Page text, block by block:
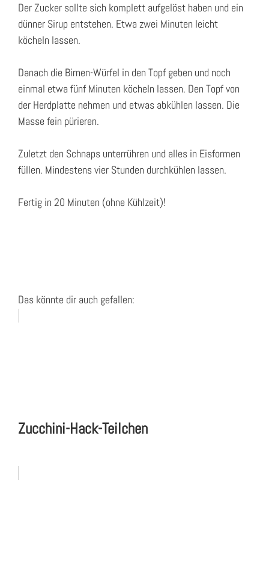
Der Zucker sollte sich komplett aufgelöst haben und ein
dünner Sirup entstehen. Etwa zwei Minuten leicht
köcheln lassen.
Danach die Birnen-Würfel in den Topf geben und noch
einmal etwa fünf Minuten köcheln lassen. Den Topf von
der Herdplatte nehmen und etwas abkühlen lassen. Die
Masse fein pürieren.
Zuletzt den Schnaps unterrühren und alles in Eisformen
füllen. Mindestens vier Stunden durchkühlen lassen.
Fertig in 20 Minuten (ohne Kühlzeit)!
Das könnte dir auch gefallen:
Zucchini-Hack-Teilchen